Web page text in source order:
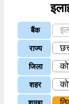
बैंक
राज्य
जिला
शहर